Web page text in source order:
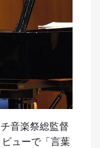
音楽祭総監督
ューで「言葉